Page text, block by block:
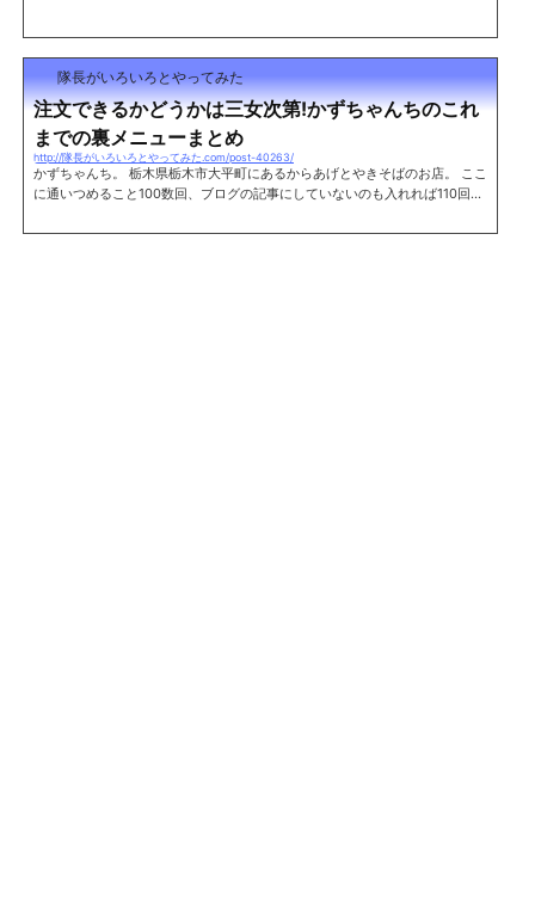
隊長がいろいろとやってみた
注文できるかどうかは三女次第!かずちゃんちのこれ
までの裏メニューまとめ
http://隊長がいろいろとやってみた.com/post-40263/
かずちゃんち。 栃木県栃木市大平町にあるからあげとやきそばのお店。 ここ
に通いつめること100数回、ブログの記事にしていないのも入れれば110回は
思うかもしれないが、やはり気軽に立ち寄れるスタイルであるということと